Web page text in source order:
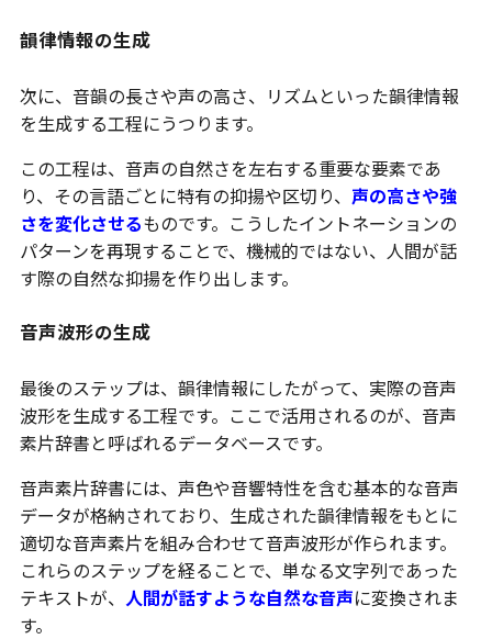
韻律情報の生成
次に、音韻の長さや声の高さ、リズムといった韻律情報
を生成する工程にうつります。
この工程は、音声の自然さを左右する重要な要素であ
り、その言語ごとに特有の抑揚や区切り、 声の高さや強
さを変化させるものです。こうしたイントネーションの
パターンを再現することで、機械的ではない、人間が話
す際の自然な抑揚を作り出します。
音声波形の生成
最後のステップは、韻律情報にしたがって、実際の音声
波形を生成する工程です。ここで活用されるのが、音声
素片辞書と呼ばれるデータベースです。
音声素片辞書には、声色や音響特性を含む基本的な音声
データが格納されており、生成された韻律情報をもとに
適切な音声素片を組み合わせて音声波形が作られます。
これらのステップを経ることで、単なる文字列であった
テキストが、 人間が話すような自然な音声に変換されま
す。